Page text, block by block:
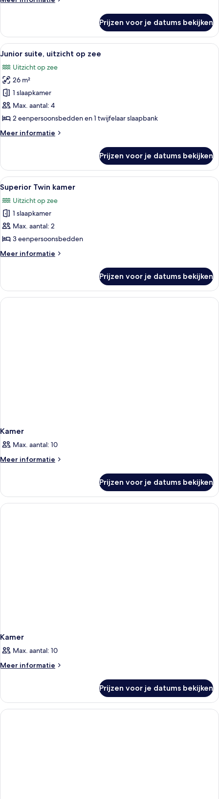
uitzicht
op
zee
Prijzen voor je datums bekijken
Alle
foto's
voor
Junior
suite,
uitzicht
op
laden
Junior suite, uitzicht op zee | Een
27
Junior suite, uitzicht op zee
Uitzicht op zee
26 m²
1 slaapkamer
Max. aantal: 4
2 eenpersoonsbedden en 1 twijfelaar slaapbank
Meer informatie
Meer
suite,
uitzicht
op
zee
Prijzen voor je datums bekijken
Alle
foto's
voor
Superior
Twin
kamer
laden
Superior Twin kamer | Een minibar,
20
Superior Twin kamer
Uitzicht op zee
1 slaapkamer
Max. aantal: 2
3 eenpersoonsbedden
Meer informatie
Meer
Twin
kamer
Prijzen voor je datums bekijken
Kamer
Max. aantal: 10
Meer informatie
Meer
Prijzen voor je datums bekijken
Kamer
Max. aantal: 10
Meer informatie
Meer
Prijzen voor je datums bekijken